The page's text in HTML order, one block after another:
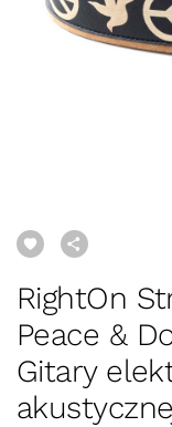
RightOn
Peace &
Gitary